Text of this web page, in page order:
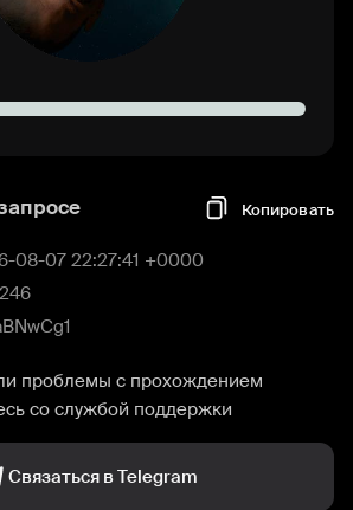
Копировать
08-07 22:27:41 +0000
проблемы с прохождением
со службой поддержки
Связаться в Telegram